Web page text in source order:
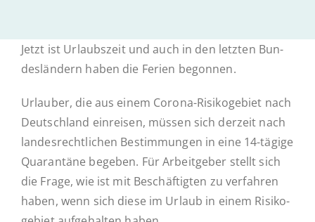
Com­pli­ance
Über uns
Ak­tu­el­les
Jetzt ist Ur­laubs­zeit und auch in den letzten Bun­
des­län­dern haben die Ferien begonnen.
Ur­lau­ber, die aus einem Corona-Ri­­si­­ko­­ge­­biet nach
Deutsch­land ein­rei­sen, müssen sich derzeit nach
lan­des­recht­li­chen Be­stim­mun­gen in eine 14-tägige
Qua­ran­tä­ne begeben. Für Ar­beit­ge­ber stellt sich
die Frage, wie ist mit Be­schäf­tig­ten zu ver­fah­ren
haben, wenn sich diese im Urlaub in einem Ri­si­ko­